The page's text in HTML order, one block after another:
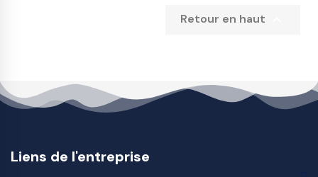
Retour en haut
Liens de l'entreprise